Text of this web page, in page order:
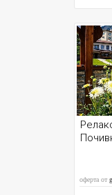
оферта от